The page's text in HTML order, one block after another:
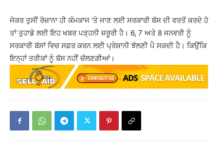
ਜੇਕਰ ਤੁਸੀਂ ਰੋਜ਼ਾਨਾ ਹੀ ਕੰਮਕਾਜ ‘ਤੇ ਜਾਣ ਲਈ ਸਰਕਾਰੀ ਬੱਸ ਦੀ ਵਰਤੋਂ ਕਰਦੇ ਹੋ
ਤਾਂ ਤੁਹਾਡੇ ਲਈ ਇਹ ਖਬਰ ਪੜ੍ਹਨੀ ਜ਼ਰੂਰੀ ਹੈ। 6, 7 ਅਤੇ 8 ਜਨਵਰੀ ਨੂੰ
ਸਰਕਾਰੀ ਬੱਸਾਂ ਵਿਚ ਸਫ਼ਰ ਕਰਨ ਲਈ ਪ੍ਰੇਸ਼ਾਨੀ ਝੱਲਣੀ ਪੈ ਸਕਦੀ ਹੈ। ਕਿਉਂਕਿ
ਇਨ੍ਹਾਂ ਤਰੀਕਾਂ ਨੂੰ ਬੱਸ ਨਹੀਂ ਚੱਲਣਗੀਆਂ।